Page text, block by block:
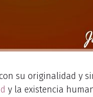
su originalidad y
y la existencia